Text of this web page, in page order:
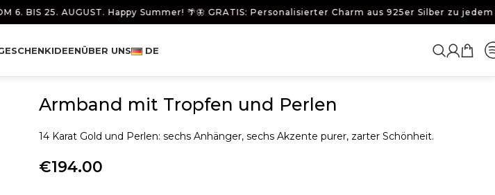
25. AUGUST. Happy Summer! 🌴🦋 GRATIS: Personalisierter Charm aus 925er Silber zu jedem
ÜBER UNS DE
Armband mit Tropfen und Perlen
14 Karat Gold und Perlen: sechs Anhänger, sechs Akzente purer, zarter Schönheit.
€194.00